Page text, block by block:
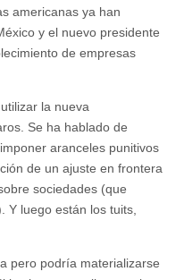
americanas ya han
y el nuevo presidente
de empresas
la nueva
Se ha hablado de
aranceles punitivos
de un ajuste en frontera
sociedades (que
Y luego están los tuits,
pero podría materializarse